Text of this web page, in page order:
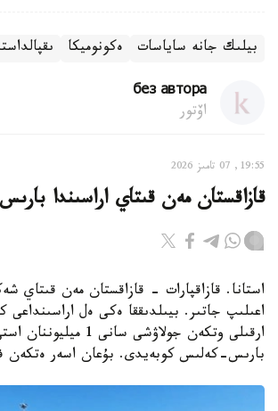
بيلىك جانە ساياسات ەكونوميكا
без автора
اۆتور
19:55, 07 تامىز 2026
قازاقستان مەن قىتاي اراسىندا
استانا. قازاقپارات - قازاقستان مەن قىتاي
اعىلىپ جاتىر. بيىلدىققا ەكى ەل اراسىنداعى
ارقىلى وتكەن جولاۋشى سانى
بارىس-كەلىس كوبەيدى. بۇعان اسەر ەتكەن